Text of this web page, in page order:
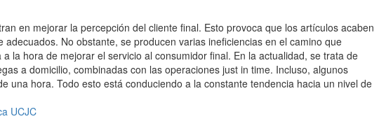
en mejorar la percepción del cliente final. Esto provoca que los artículos acaben
No obstante, se producen varias ineficiencias en el camino que
la hora de mejorar el servicio al consumidor final. En la actualidad, se trata de
a domicilio, combinadas con las operaciones just in time. Incluso, algunos
una hora. Todo esto está conduciendo a la constante tendencia hacia un nivel de